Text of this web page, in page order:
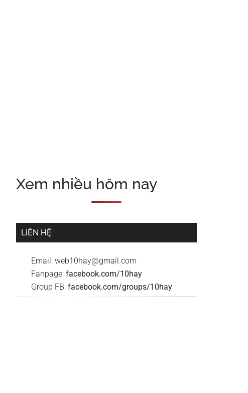
Xem nhiều hôm nay
LIÊN HỆ
Email: web10hay@gmail.com
Fanpage: facebook.com/10hay
Group FB: facebook.com/groups/10hay